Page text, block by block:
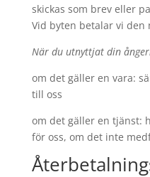
skickas som brev eller
Vid byten betalar vi
När du utnyttjat din
om det gäller en vara:
till oss
om det gäller en tjänst:
för oss, om det inte